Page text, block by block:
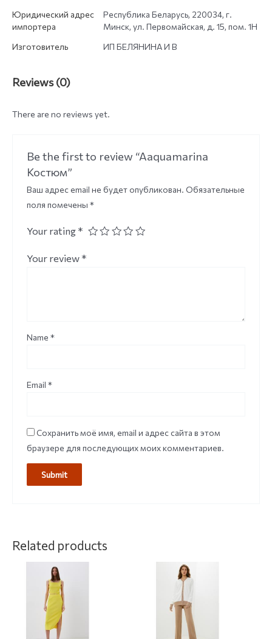
Юридический адрес
импортера
Республика Беларусь, 220034, г.
Минск, ул. Первомайская, д. 15, пом. 1Н
Изготовитель
ИП БЕЛЯНИНА И В
Reviews (0)
There are no reviews yet.
Be the first to review “Aaquamarina
Костюм”
Ваш адрес email не будет опубликован. Обязательные
поля помечены *
Your rating *
Your review *
Name *
Email *
Сохранить моё имя, email и адрес сайта в этом
браузере для последующих моих комментариев.
Related products